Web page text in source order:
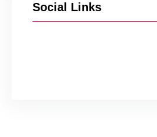
Social Links